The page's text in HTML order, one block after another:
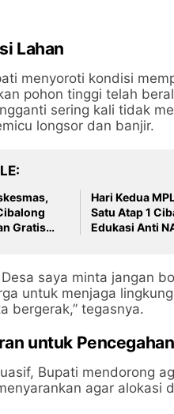
Lahan
menyoroti kondisi
pohon tinggi telah
sering kali tidak
longsor dan banjir.
Gratis
Hari Kedua
Satu Atap 1
Edukasi Anti
saya minta jangan
untuk menjaga
bergerak,” tegasnya.
untuk Pencegahan
Bupati mendorong
agar alokasi